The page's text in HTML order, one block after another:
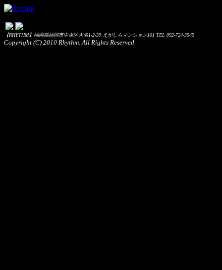
【RHYTHM】福岡県福岡市中央区大名1-2-39 えがしらマンション101 TEL 092-724-3545
Copyright (C) 2010 Rhythm. All Rights Reserved.